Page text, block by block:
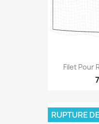
Filet Pour
RUPTURE